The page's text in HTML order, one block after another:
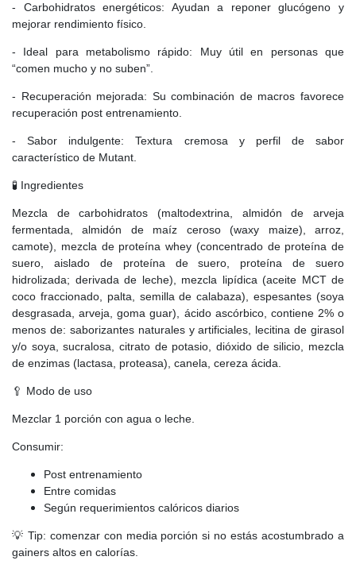
- Carbohidratos energéticos: Ayudan a reponer glucógeno y
mejorar rendimiento físico.
- Ideal para metabolismo rápido: Muy útil en personas que
“comen mucho y no suben”.
- Recuperación mejorada: Su combinación de macros favorece
recuperación post entrenamiento.
- Sabor indulgente: Textura cremosa y perfil de sabor
característico de Mutant.
🧪 Ingredientes
Mezcla de carbohidratos (maltodextrina, almidón de arveja
fermentada, almidón de maíz ceroso (waxy maize), arroz,
camote), mezcla de proteína whey (concentrado de proteína de
suero, aislado de proteína de suero, proteína de suero
hidrolizada; derivada de leche), mezcla lipídica (aceite MCT de
coco fraccionado, palta, semilla de calabaza), espesantes (soya
desgrasada, arveja, goma guar), ácido ascórbico, contiene 2% o
menos de: saborizantes naturales y artificiales, lecitina de girasol
y/o soya, sucralosa, citrato de potasio, dióxido de silicio, mezcla
de enzimas (lactasa, proteasa), canela, cereza ácida.
🥄 Modo de uso
Mezclar 1 porción con agua o leche.
Consumir:
Post entrenamiento
Entre comidas
Según requerimientos calóricos diarios
💡 Tip: comenzar con media porción si no estás acostumbrado a
gainers altos en calorías.